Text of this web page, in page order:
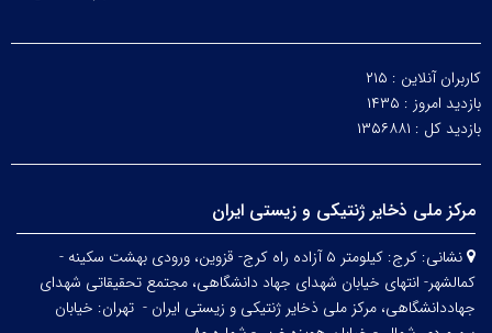
کاربران آنلاین : ۲۱۵
بازدید امروز : ۱۴۳۵
بازدید کل : ۱۳۵۶۸۸۱
مرکز ملی ذخایر ژنتیکی و زیستی ایران
نشانی:
کرج: کیلومتر ۵ آزاده راه کرج- قزوین، ورودی بهشت سکینه -
کمالشهر- انتهای خیابان شهدای جهاد دانشگاهی، مجتمع تحقیقاتی شهدای
جهاددانشگاهی، مرکز ملی ذخایر ژنتیکی و زیستی ایران - تهران: خیابان